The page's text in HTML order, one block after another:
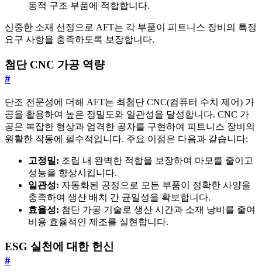
동적 구조 부품에 적합합니다.
신중한 소재 선정으로 AFT는 각 부품이 피트니스 장비의 특정
요구 사항을 충족하도록 보장합니다.
첨단 CNC 가공 역량
#
단조 전문성에 더해 AFT는 최첨단 CNC(컴퓨터 수치 제어) 가
공을 활용하여 높은 정밀도와 일관성을 달성합니다. CNC 가
공은 복잡한 형상과 엄격한 공차를 구현하여 피트니스 장비의
원활한 작동에 필수적입니다. 주요 이점은 다음과 같습니다:
고정밀: 조립 내 완벽한 적합을 보장하여 마모를 줄이고
성능을 향상시킵니다.
일관성: 자동화된 공정으로 모든 부품이 정확한 사양을
충족하여 생산 배치 간 균일성을 확보합니다.
효율성: 첨단 가공 기술로 생산 시간과 소재 낭비를 줄여
비용 효율적인 제조를 실현합니다.
ESG 실천에 대한 헌신
#